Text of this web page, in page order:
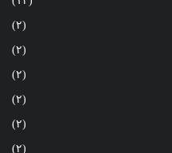
(٢)
(٢)
(٢)
(٢)
(٢)
(٢)